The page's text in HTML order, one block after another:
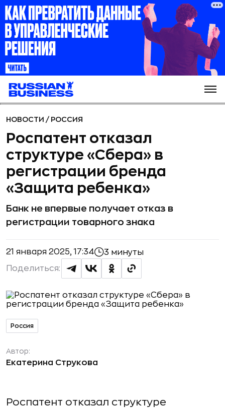
НОВОСТИ / РОССИЯ
Роспатент отказал
структуре «Сбера» в
регистрации бренда
«Защита ребенка»
Банк не впервые получает отказ в
регистрации товарного знака
21 января 2025, 17:34 3 минуты
Поделиться:
Россия
Автор:
Екатерина Струкова
Роспатент отказал структуре